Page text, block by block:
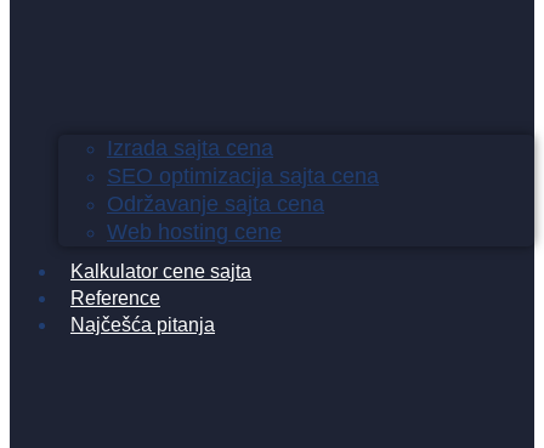
Izrada sajta cena
SEO optimizacija sajta cena
Održavanje sajta cena
Web hosting cene
Kalkulator cene sajta
Reference
Najčešća pitanja